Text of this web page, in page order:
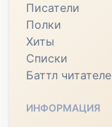
Писатели
Полки
Хиты
Списки
Баттл
ИНФОРМАЦИЯ